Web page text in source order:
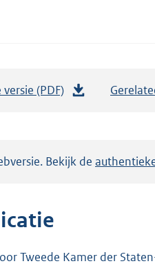
(PDF)
a
r
Bekijk de
Tweede Kamer der